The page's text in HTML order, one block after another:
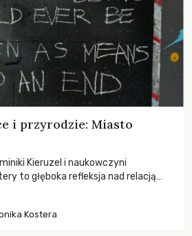
i przyrodzie: Miasto
Kieruzel i naukowczyni
to głęboka refleksja nad relacją
Kostera